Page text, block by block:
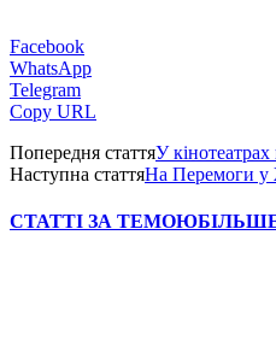
Facebook
WhatsApp
Telegram
Copy URL
Попередня статтяУ
Наступна статтяНа Перемоги у
СТАТТІ ЗА ТЕМОЮ